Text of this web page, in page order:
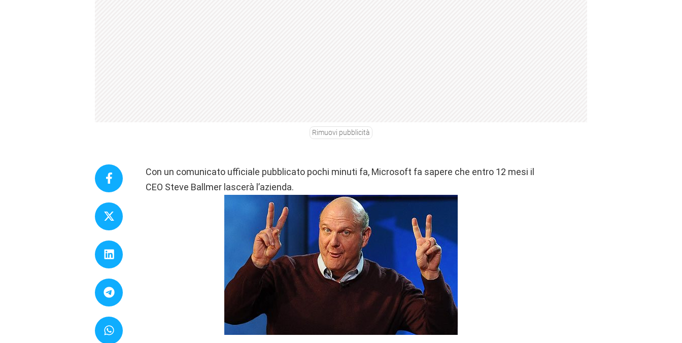
Rimuovi pubblicità
Con un comunicato ufficiale pubblicato pochi minuti fa, Microsoft fa sapere che entro 12 mesi il
CEO Steve Ballmer lascerà l’azienda.